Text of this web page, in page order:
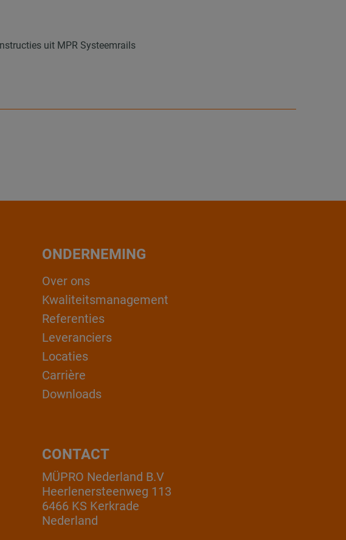
uit MPR Systeemrails
ONDERNEMING
Over ons
Kwaliteitsmanagement
Referenties
Leveranciers
Locaties
Carrière
Downloads
CONTACT
MÜPRO Nederland B.V
Heerlenersteenweg 113
6466 KS Kerkrade
Nederland